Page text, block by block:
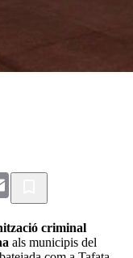
Email
criminal
als municipis del